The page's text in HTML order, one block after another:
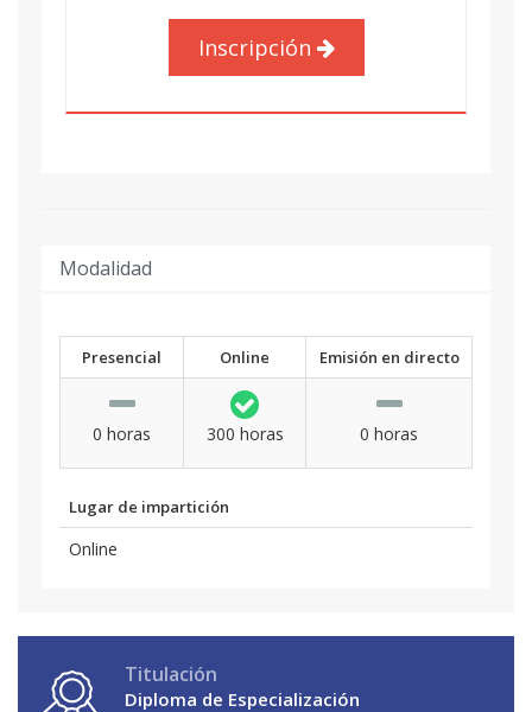
Inscripción
Modalidad
Presencial Online Emisión en directo
0 horas 300 horas 0 horas
Lugar de impartición
Online
Titulación
Diploma de Especialización